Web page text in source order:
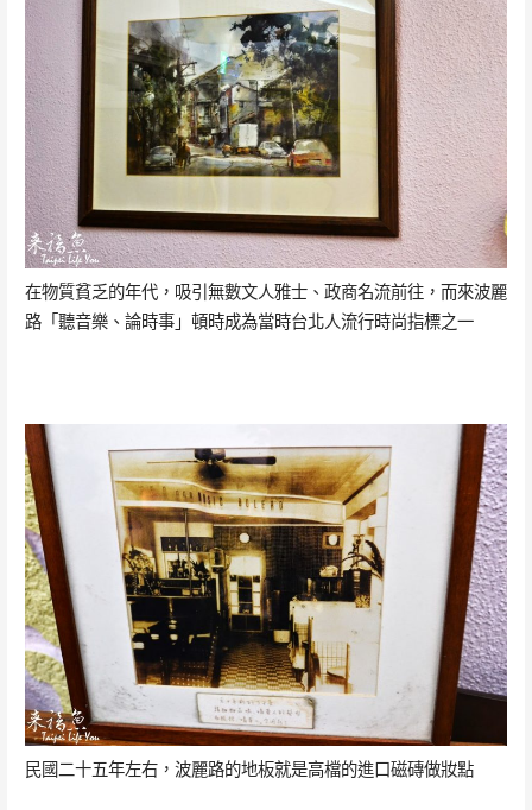
在物質貧乏的年代，吸引無數文人雅士、政商名流前往，而來波麗
路「聽音樂、論時事」頓時成為當時台北人流行時尚指標之一
民國二十五年左右，波麗路的地板就是高檔的進口磁磚做妝點